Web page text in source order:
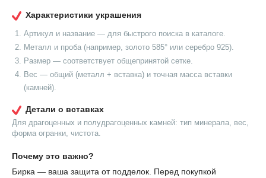
Характеристики украшения
Артикул и название — для быстрого поиска в каталоге.
Металл и проба (например, золото 585° или серебро 925).
Размер — соответствует общепринятой сетке.
Вес — общий (металл + вставка) и точная масса вставки
(камней).
Детали о вставках
Для драгоценных и полудрагоценных камней: тип минерала, вес,
форма огранки, чистота.
Почему это важно?
Бирка — ваша защита от подделок. Перед покупкой